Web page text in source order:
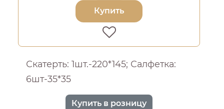
Купить
Скатерть: 1шт.-220*145; Салфетка:
6шт-35*35
Купить в розницу